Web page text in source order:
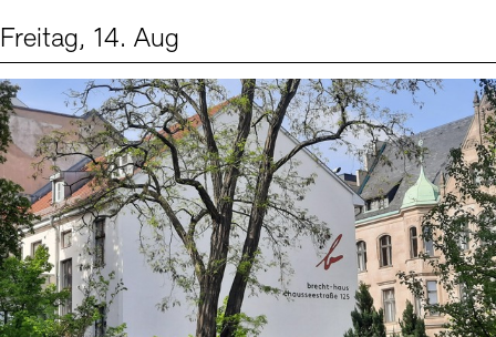
Freitag, 14. Aug